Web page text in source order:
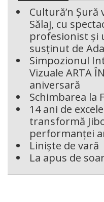
Cultură’n Șură
Sălaj, cu
profesionist și
susținut de
Simpozionul
Vizuale ARTA
aniversară
Schimbarea la
14 ani de
transformă
performanței
Liniște de vară
La apus de